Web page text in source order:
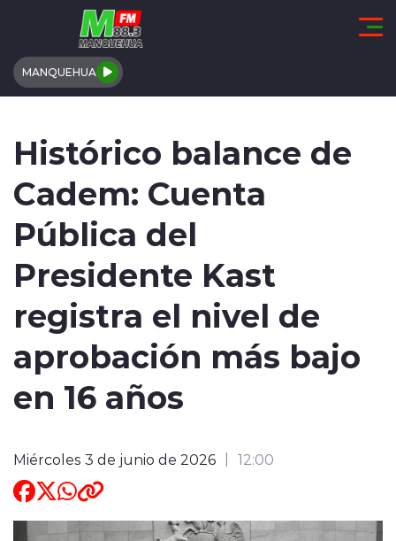
Click acá para ir directamente al contenido
MANQUEHUA
REGIONALES
ACTUALIDAD
TENDENCIAS
DEPORTES
INTERNACIONAL
Histórico balance de
Cadem: Cuenta
Pública del
Presidente Kast
registra el nivel de
aprobación más bajo
en 16 años
Miércoles 3 de junio de 2026 12:00